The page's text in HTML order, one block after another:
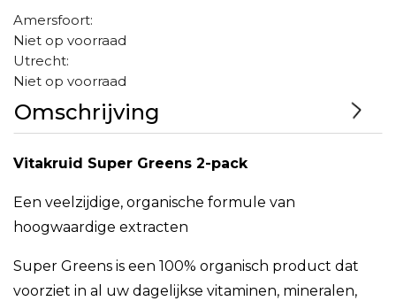
Amersfoort:
Niet op voorraad
Utrecht:
Niet op voorraad
Omschrijving
Vitakruid Super Greens 2-pack
Een veelzijdige, organische formule van
hoogwaardige extracten
Super Greens is een 100% organisch product dat
voorziet in al uw dagelijkse vitaminen, mineralen,